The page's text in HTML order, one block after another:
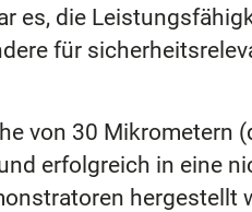
es, die
für
von 30 Mikrometern
erfolgreich in eine
hergestellt